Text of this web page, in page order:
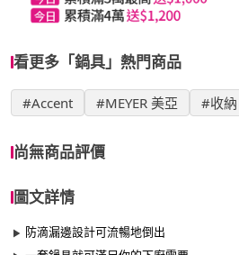
看更多「鍋具」熱門商品
#Accent #MEYER 美亞 #收納
尚無商品評價
圖文詳情
防滴漏邊設計可流暢地倒出